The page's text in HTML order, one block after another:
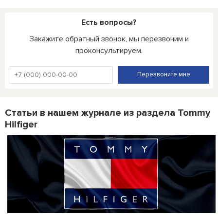
Есть вопросы?
Закажите обратный звонок, мы перезвоним и
проконсультируем.
Статьи в нашем журнале из раздела Tommy
Hilfiger